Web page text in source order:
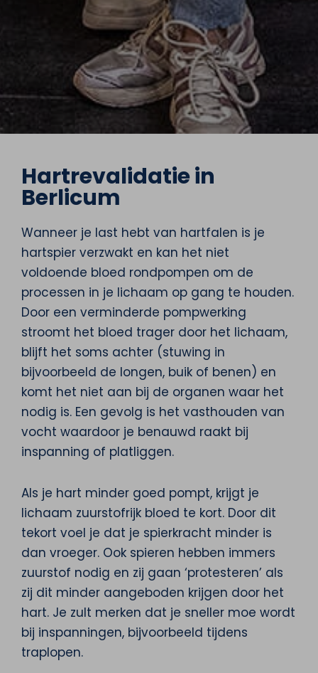
Hartrevalidatie in
Berlicum
Wanneer je last hebt van hartfalen is je
hartspier verzwakt en kan het niet
voldoende bloed rondpompen om de
processen in je lichaam op gang te houden.
Door een verminderde pompwerking
stroomt het bloed trager door het lichaam,
blijft het soms achter (stuwing in
bijvoorbeeld de longen, buik of benen) en
komt het niet aan bij de organen waar het
nodig is. Een gevolg is het vasthouden van
vocht waardoor je benauwd raakt bij
inspanning of platliggen.
Als je hart minder goed pompt, krijgt je
lichaam zuurstofrijk bloed te kort. Door dit
tekort voel je dat je spierkracht minder is
dan vroeger. Ook spieren hebben immers
zuurstof nodig en zij gaan ‘protesteren’ als
zij dit minder aangeboden krijgen door het
hart. Je zult merken dat je sneller moe wordt
bij inspanningen, bijvoorbeeld tijdens
traplopen.